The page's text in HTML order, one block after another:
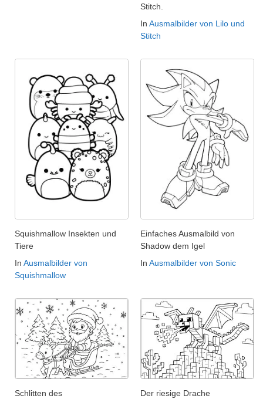
Stitch.
In Ausmalbilder von Lilo und
Stitch
Squishmallow Insekten und
Tiere
In Ausmalbilder von
Squishmallow
Einfaches Ausmalbild von
Shadow dem Igel
In Ausmalbilder von Sonic
Schlitten des
Der riesige Drache